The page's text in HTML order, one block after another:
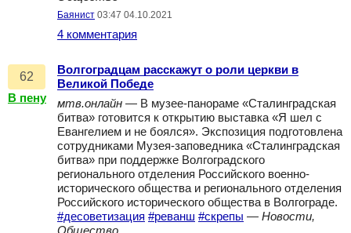
Баянист 03:47 04.10.2021
4 комментария
62
В пену
Волгоградцам расскажут о роли церкви в
Великой Победе
мтв.онлайн — В музее-панораме «Сталинградская
битва» готовится к открытию выставка «Я шел с
Евангелием и не боялся». Экспозиция подготовлена
сотрудниками Музея-заповедника «Сталинградская
битва» при поддержке Волгоградского
регионального отделения Российского военно-
исторического общества и регионального отделения
Российского исторического общества в Волгограде.
#десоветизация #реванш #скрепы — Новости,